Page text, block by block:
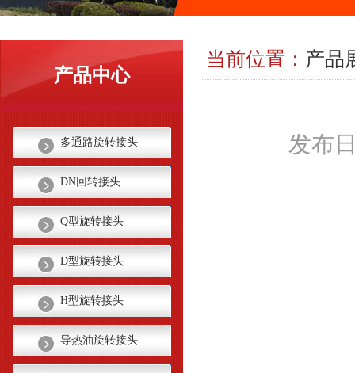
当前位置： 产品
发布
产品中心
多通路旋转接头
DN回转接头
Q型旋转接头
D型旋转接头
H型旋转接头
导热油旋转接头